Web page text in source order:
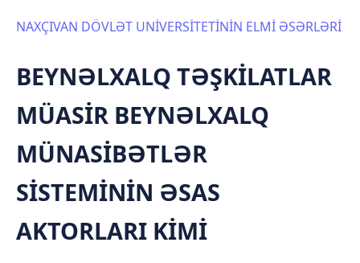
NAXÇIVAN DÖVLƏT UNİVERSİTETİNİN ELMİ ƏSƏRLƏRİ
BEYNƏLXALQ TƏŞKİLATLAR
MÜASİR BEYNƏLXALQ
MÜNASİBƏTLƏR
SİSTEMİNİN ƏSAS
AKTORLARI KİMİ